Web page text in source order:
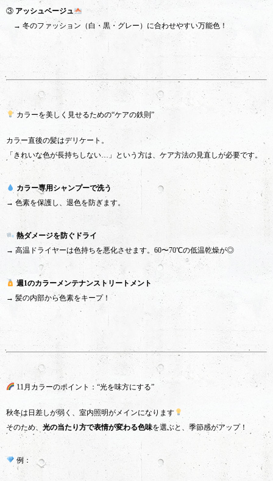
③ アッシュベージュ
→ 冬のファッション（白・黒・グレー）に合わせやすい万能色！
カラーを美しく見せるための“ケアの鉄則”
カラー直後の髪はデリケート。
「きれいな色が長持ちしない…」という方は、ケア方法の見直しが必要です。
カラー専用シャンプーで洗う
→ 色素を保護し、退色を防ぎます。
熱ダメージを防ぐドライ
→ 高温ドライヤーは色持ちを悪化させます。60〜70℃の低温乾燥が◎
週1のカラーメンテナンストリートメント
→ 髪の内部から色素をキープ！
11月カラーのポイント：“光を味方にする”
秋冬は日差しが弱く、室内照明がメインになります
そのため、 光の当たり方で表情が変わる色味を選ぶと、季節感がアップ！
例：